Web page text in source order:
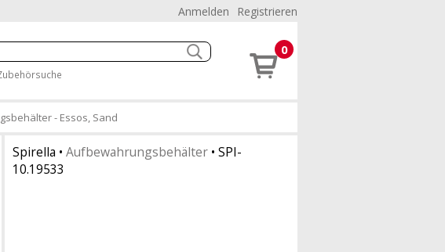
Anmelden Registrieren
0
- Essos, Sand
Spirella • Aufbewahrungsbehälter• SPI-
10.19533